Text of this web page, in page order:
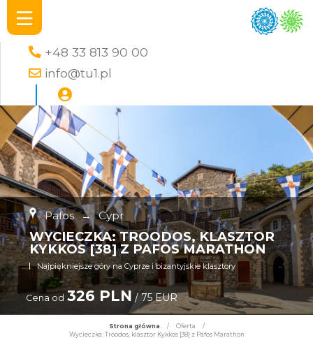
+48 33 813 90 00
info@tu1.pl
Pafos → Cypr
WYCIECZKA: TROODOS, KLASZTOR
KYKKOS [38] Z PAFOS MARATHON
Najpiękniejsze góry na Cyprze i bizantyjskie klasztory
Cena od 326 PLN / 75 EUR
Strona główna / Oferta
/
Wycieczka: Troodos, klasztor Kykkos [38] z Pafos Marathon